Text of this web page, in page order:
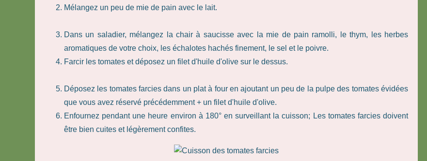
Mélangez un peu de mie de pain avec le lait.
Dans un saladier, mélangez la chair à saucisse avec la mie de pain ramolli, le thym, les herbes
aromatiques de votre choix, les échalotes hachés finement, le sel et le poivre.
Farcir les tomates et déposez un filet d'huile d'olive sur le dessus.
Déposez les tomates farcies dans un plat à four en ajoutant un peu de la pulpe des tomates évidées
que vous avez réservé précédemment + un filet d'huile d'olive.
Enfournez pendant une heure environ à 180° en surveillant la cuisson; Les tomates farcies doivent
être bien cuites et légèrement confites.